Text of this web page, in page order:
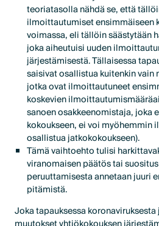
teoriatasolla nähdä se, että
ilmoittautumiset ensimmäiseen
voimassa, eli tällöin säästytään
joka aiheutuisi uuden
järjestämisestä. Tällaisessa
saisivat osallistua kuitenkin vain
jotka ovat ilmoittautuneet
koskevien
sanoen osakkeenomistaja, joka
kokoukseen, ei voi myöhemmin
osallistua jatkokokoukseen).
Tämä vaihtoehto tulisi
viranomaisen päätös tai
peruuttamisesta annetaan juuri
pitämistä.
Joka tapauksessa